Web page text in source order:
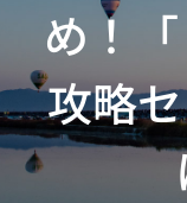
め！
攻略